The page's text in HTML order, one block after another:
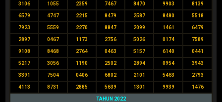
3106 1055 2359 7467 8470 9903 8139
6579 4747 2215 8479 2587 8480 5518
7923 5559 2270 8847 2099 1461 6479
2897 0467 1173 2756 5026 0174 7589
9108 8468 2764 0463 5157 6140 0441
5217 3056 1190 2502 2894 0954 3943
3391 7504 0406 6802 2101 5463 2793
4113 8731 2885 5639 1301 9939 1476
TAHUN 2022